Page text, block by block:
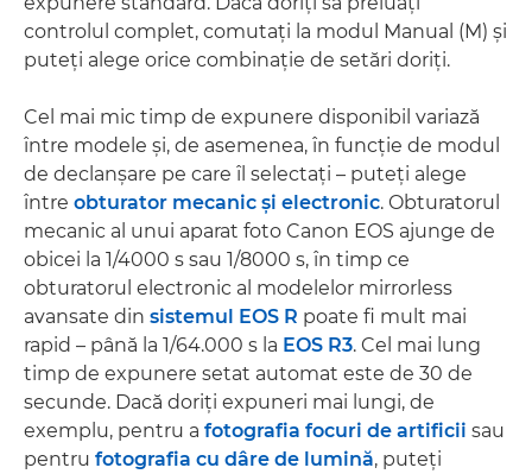
controlul complet, comutaţi la modul Manual (M) şi
puteţi alege orice combinaţie de setări doriţi.
Cel mai mic timp de expunere disponibil variază
între modele şi, de asemenea, în funcţie de modul
de declanşare pe care îl selectaţi – puteţi alege
între obturator mecanic şi electronic. Obturatorul
mecanic al unui aparat foto Canon EOS ajunge de
obicei la 1/4000 s sau 1/8000 s, în timp ce
obturatorul electronic al modelelor mirrorless
avansate din sistemul EOS R poate fi mult mai
rapid – până la 1/64.000 s la EOS R3. Cel mai lung
timp de expunere setat automat este de 30 de
secunde. Dacă doriţi expuneri mai lungi, de
exemplu, pentru a fotografia focuri de artificii sau
pentru fotografia cu dâre de lumină, puteţi